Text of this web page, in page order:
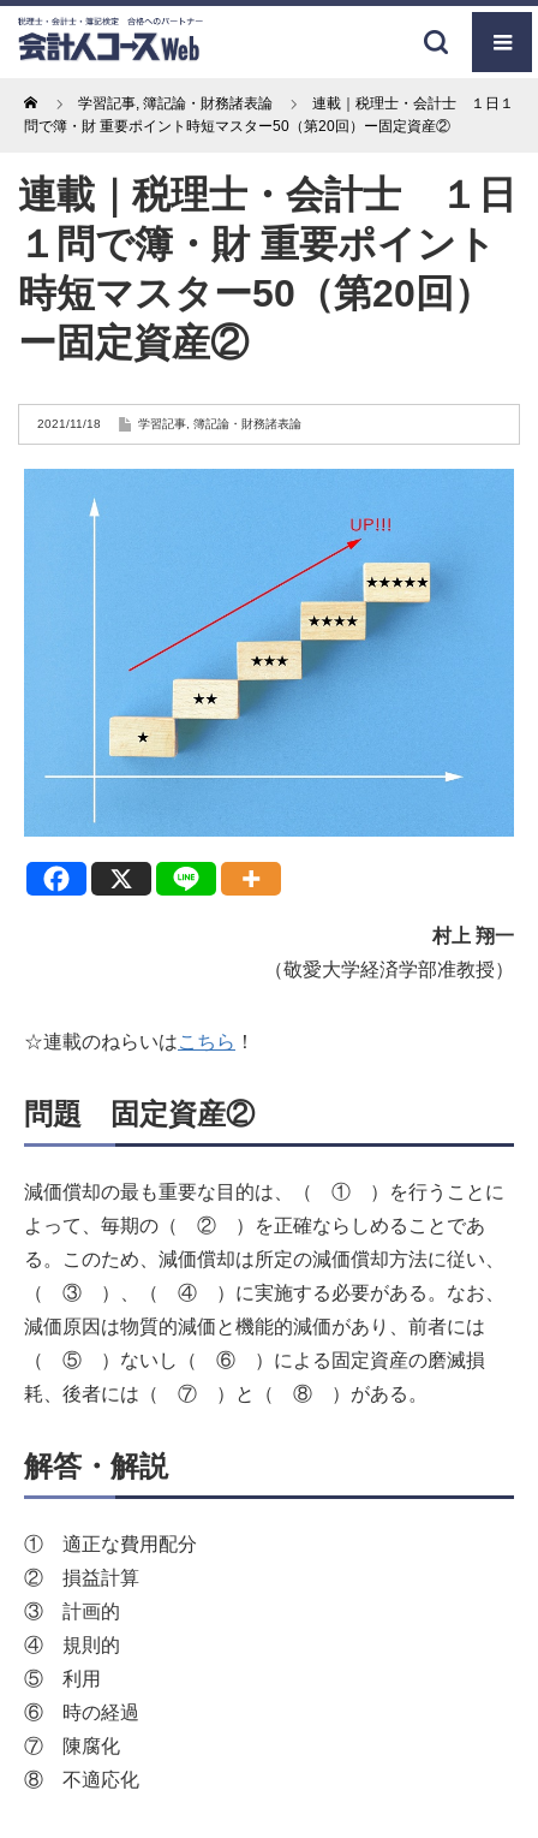
Home 学習記事, 簿記論・財務諸表論
連載｜税理士・会計士 １日１
問で簿・財 重要ポイント時短マスター50（第20回）ー固定資産②
連載｜税理士・会計士 １日
１問で簿・財 重要ポイント
時短マスター50（第20回）
ー固定資産②
2021/11/18 学習記事 簿記論・財務諸表論
村上 翔一
（敬愛大学経済学部准教授）
☆連載のねらいはこちら ！
問題 固定資産②
減価償却の最も重要な目的は、（ ① ）を行うことに
よって、毎期の（ ② ）を正確ならしめることであ
る。このため、減価償却は所定の減価償却方法に従い、
（ ③ ）、（ ④ ）に実施する必要がある。なお、
減価原因は物質的減価と機能的減価があり、前者には
（ ⑤ ）ないし（ ⑥ ）による固定資産の磨滅損
耗、後者には（ ⑦ ）と（ ⑧ ）がある。
解答・解説
① 適正な費用配分
② 損益計算
③ 計画的
④ 規則的
⑤ 利用
⑥ 時の経過
⑦ 陳腐化
⑧ 不適応化